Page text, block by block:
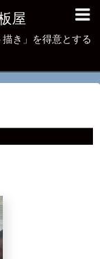
屋
描き」を得意とする